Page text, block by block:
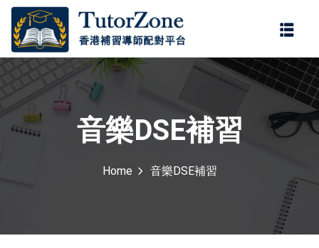
音樂DSE補習
Home 音樂DSE補習
登錄